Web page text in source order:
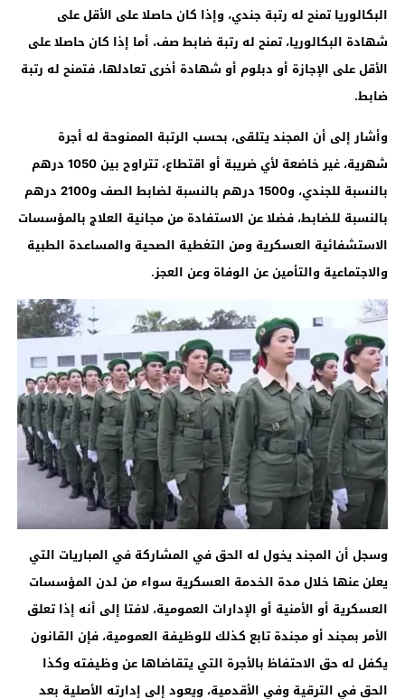
البكالوريا تمنح له رتبة جندي، وإذا كان حاصلا على الأقل على
شهادة البكالوريا، تمنح له رتبة ضابط صف، أما إذا كان حاصلا على
الأقل على الإجازة أو دبلوم أو شهادة أخرى تعادلها، فتمنح له رتبة
ضابط.
وأشار إلى أن المجند يتلقى، بحسب الرتبة الممنوحة له أجرة
شهرية، غير خاضعة لأي ضريبة أو اقتطاع، تتراوح بين 1050 درهم
بالنسبة للجندي، و1500 درهم بالنسبة لضابط الصف و2100 درهم
بالنسبة للضابط، فضلا عن الاستفادة من مجانية العلاج بالمؤسسات
الاستشفائية العسكرية ومن التغطية الصحية والمساعدة الطبية
والاجتماعية والتأمين عن الوفاة وعن العجز.
وسجل أن المجند يخول له الحق في المشاركة في المباريات التي
يعلن عنها خلال مدة الخدمة العسكرية سواء من لدن المؤسسات
العسكرية أو الأمنية أو الإدارات العمومية، لافتا إلى أنه إذا تعلق
الأمر بمجند أو مجندة تابع كذلك للوظيفة العمومية، فإن القانون
يكفل له حق الاحتفاظ بالأجرة التي يتقاضاها عن وظيفته وكذا
الحق في الترقية وفي الأقدمية، ويعود إلى إدارته الأصلية بعد